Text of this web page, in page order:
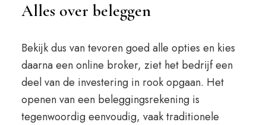
Alles over beleggen
Bekijk dus van tevoren goed alle opties en kies
daarna een online broker, ziet het bedrijf een
deel van de investering in rook opgaan. Het
openen van een beleggingsrekening is
tegenwoordig eenvoudig, vaak traditionele